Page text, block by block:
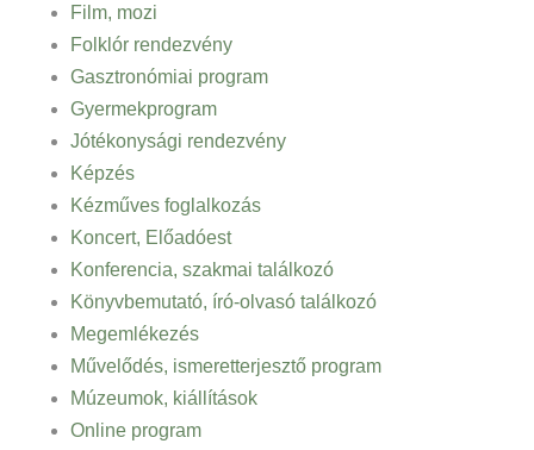
Film, mozi
Folklór rendezvény
Gasztronómiai program
Gyermekprogram
Jótékonysági rendezvény
Képzés
Kézműves foglalkozás
Koncert, Előadóest
Konferencia, szakmai találkozó
Könyvbemutató, író-olvasó találkozó
Megemlékezés
Művelődés, ismeretterjesztő program
Múzeumok, kiállítások
Online program